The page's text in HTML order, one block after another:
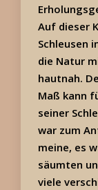
Auf dieser
Schleusen
die Natur
hautnah.
Maß kann
seiner
war zum
meine, es
säumten
viele